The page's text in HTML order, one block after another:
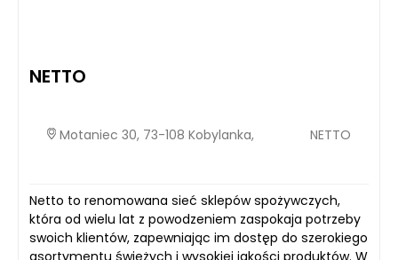
NETTO
Motaniec 30, 73-108 Kobylanka, NETTO
Netto to renomowana sieć sklepów spożywczych,
która od wielu lat z powodzeniem zaspokaja potrzeby
swoich klientów, zapewniając im dostęp do szerokiego